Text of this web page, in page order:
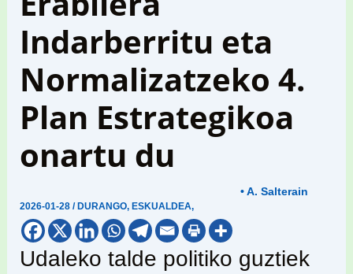
Indarberritu eta
Normalizatzeko 4.
Plan Estrategikoa
onartu du
2026-01-28/ DURANGO, ESKUALDEA,
• A. Salterain
Udaleko talde politiko guztiek